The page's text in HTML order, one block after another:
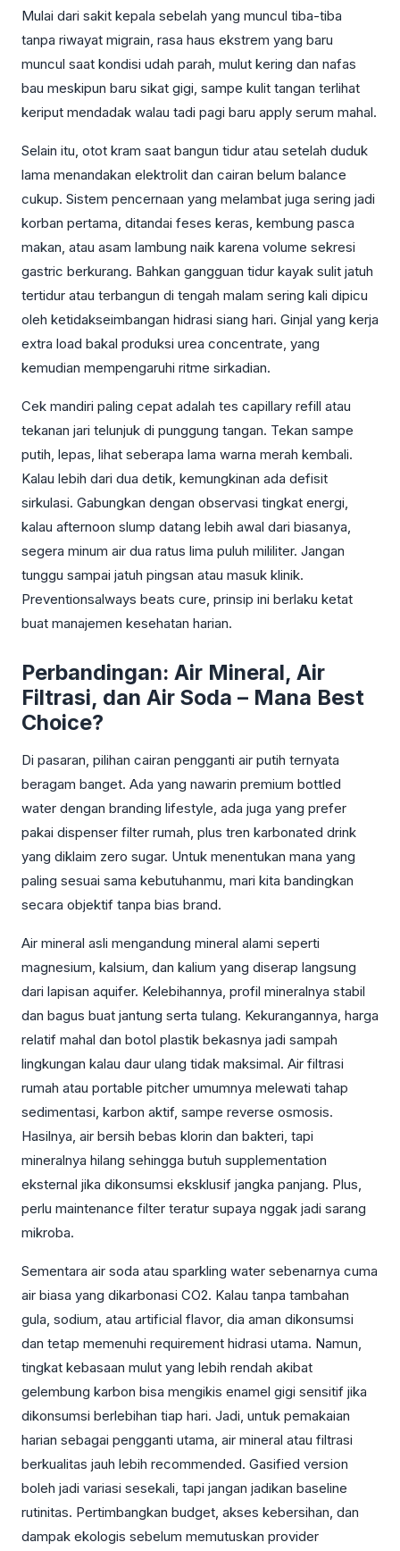
Mulai dari sakit kepala sebelah yang muncul tiba-tiba
tanpa riwayat migrain, rasa haus ekstrem yang baru
muncul saat kondisi udah parah, mulut kering dan nafas
bau meskipun baru sikat gigi, sampe kulit tangan terlihat
keriput mendadak walau tadi pagi baru apply serum mahal.
Selain itu, otot kram saat bangun tidur atau setelah duduk
lama menandakan elektrolit dan cairan belum balance
cukup. Sistem pencernaan yang melambat juga sering jadi
korban pertama, ditandai feses keras, kembung pasca
makan, atau asam lambung naik karena volume sekresi
gastric berkurang. Bahkan gangguan tidur kayak sulit jatuh
tertidur atau terbangun di tengah malam sering kali dipicu
oleh ketidakseimbangan hidrasi siang hari. Ginjal yang kerja
extra load bakal produksi urea concentrate, yang
kemudian mempengaruhi ritme sirkadian.
Cek mandiri paling cepat adalah tes capillary refill atau
tekanan jari telunjuk di punggung tangan. Tekan sampe
putih, lepas, lihat seberapa lama warna merah kembali.
Kalau lebih dari dua detik, kemungkinan ada defisit
sirkulasi. Gabungkan dengan observasi tingkat energi,
kalau afternoon slump datang lebih awal dari biasanya,
segera minum air dua ratus lima puluh mililiter. Jangan
tunggu sampai jatuh pingsan atau masuk klinik.
Preventionsalways beats cure, prinsip ini berlaku ketat
buat manajemen kesehatan harian.
Perbandingan: Air Mineral, Air
Filtrasi, dan Air Soda – Mana Best
Choice?
Di pasaran, pilihan cairan pengganti air putih ternyata
beragam banget. Ada yang nawarin premium bottled
water dengan branding lifestyle, ada juga yang prefer
pakai dispenser filter rumah, plus tren karbonated drink
yang diklaim zero sugar. Untuk menentukan mana yang
paling sesuai sama kebutuhanmu, mari kita bandingkan
secara objektif tanpa bias brand.
Air mineral asli mengandung mineral alami seperti
magnesium, kalsium, dan kalium yang diserap langsung
dari lapisan aquifer. Kelebihannya, profil mineralnya stabil
dan bagus buat jantung serta tulang. Kekurangannya, harga
relatif mahal dan botol plastik bekasnya jadi sampah
lingkungan kalau daur ulang tidak maksimal. Air filtrasi
rumah atau portable pitcher umumnya melewati tahap
sedimentasi, karbon aktif, sampe reverse osmosis.
Hasilnya, air bersih bebas klorin dan bakteri, tapi
mineralnya hilang sehingga butuh supplementation
eksternal jika dikonsumsi eksklusif jangka panjang. Plus,
perlu maintenance filter teratur supaya nggak jadi sarang
mikroba.
Sementara air soda atau sparkling water sebenarnya cuma
air biasa yang dikarbonasi CO2. Kalau tanpa tambahan
gula, sodium, atau artificial flavor, dia aman dikonsumsi
dan tetap memenuhi requirement hidrasi utama. Namun,
tingkat kebasaan mulut yang lebih rendah akibat
gelembung karbon bisa mengikis enamel gigi sensitif jika
dikonsumsi berlebihan tiap hari. Jadi, untuk pemakaian
harian sebagai pengganti utama, air mineral atau filtrasi
berkualitas jauh lebih recommended. Gasified version
boleh jadi variasi sesekali, tapi jangan jadikan baseline
rutinitas. Pertimbangkan budget, akses kebersihan, dan
dampak ekologis sebelum memutuskan provider